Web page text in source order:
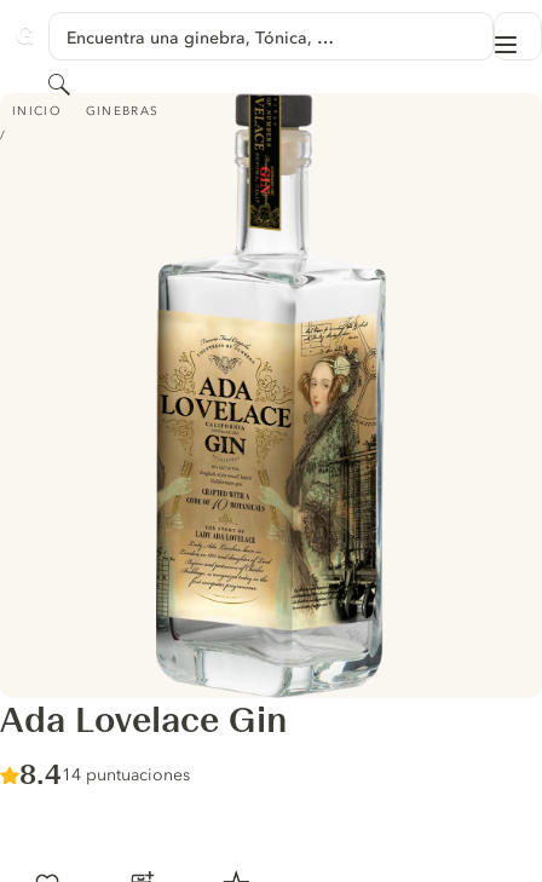
GINVENTORY
Encuentra una ginebra, Tónica, …
Buscar
INICIO GINEBRAS
ADA LOVELACE GIN
Ada Lovelace Gin
Score :
8.4/ 10
14 puntuaciones